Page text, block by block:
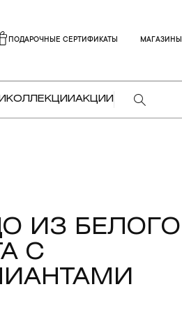
ПОДАРОЧНЫЕ СЕРТИФИКАТЫ МАГАЗИНЫ
КОЛЛЕКЦИИАКЦИИ
ИЗ БЕЛОГО
С